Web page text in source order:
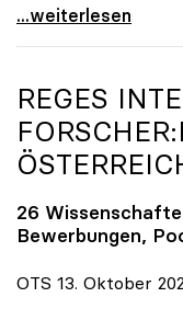
Universitäten:
...weiterlesen
REGES
26
Bewerbungen,
OTS 13. Oktober